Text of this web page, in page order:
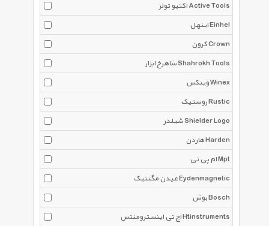
اکتیو تولز Active Tools
اینهل Einhel
کرون Crown
شاهرخ ابزار Shahrokh Tools
وینکس Winex
روستیک Rustic
شیلدر Shielder Logo
هاردن Harden
ام پی تی Mpt
عیدن مگنتیک Eydenmagnetic
بوش Bosch
اچ تی اینسترومنتس Htinstruments